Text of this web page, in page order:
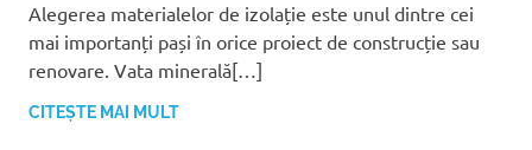
Alegerea materialelor de izolație este unul dintre cei
mai importanți pași în orice proiect de construcție sau
renovare. Vata minerală[…]
CITEȘTE MAI MULT